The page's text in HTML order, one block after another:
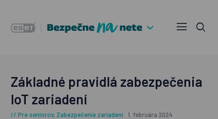
Základné pravidlá zabezpečenia
IoT zariadení
Pre seniorov, Zabezpečenie zariadení 1. februára 2024